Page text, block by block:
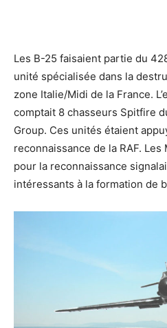
Les B-25 faisaient partie du
unité spécialisée dans la
zone Italie/Midi de la France.
comptait 8 chasseurs Spitfire
Group. Ces unités étaient
reconnaissance de la RAF.
pour la reconnaissance
intéressants à la formation de